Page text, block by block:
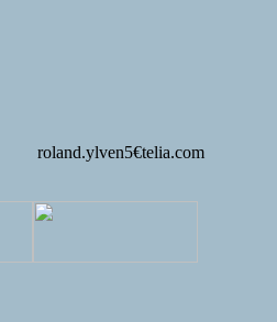
roland.ylven5€telia.com